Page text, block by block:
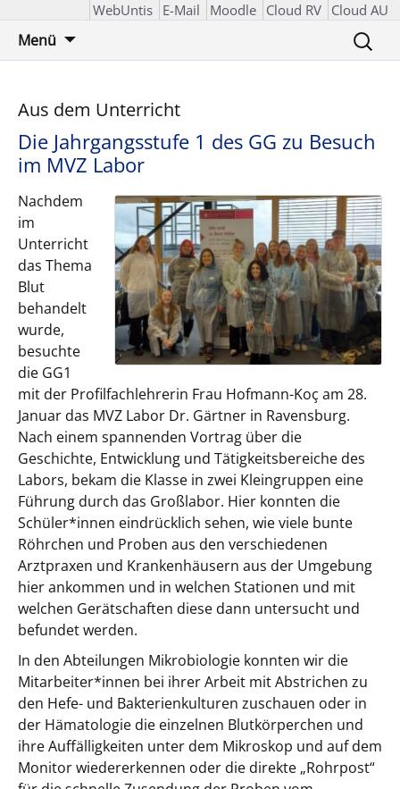
WebUntis E-Mail Moodle Cloud RV Cloud AU
Menü
Suchen
nach:
Aus dem Unterricht
Die Jahrgangsstufe 1 des GG zu Besuch
im MVZ Labor
Nachdem
im
Unterricht
das Thema
Blut
behandelt
wurde,
besuchte
die GG1
mit der Profilfachlehrerin Frau Hofmann-Koҫ am 28.
Januar das MVZ Labor Dr. Gärtner in Ravensburg.
Nach einem spannenden Vortrag über die
Geschichte, Entwicklung und Tätigkeitsbereiche des
Labors, bekam die Klasse in zwei Kleingruppen eine
Führung durch das Großlabor. Hier konnten die
Schüler*innen eindrücklich sehen, wie viele bunte
Röhrchen und Proben aus den verschiedenen
Arztpraxen und Krankenhäusern aus der Umgebung
hier ankommen und in welchen Stationen und mit
welchen Gerätschaften diese dann untersucht und
befundet werden.
In den Abteilungen Mikrobiologie konnten wir die
Mitarbeiter*innen bei ihrer Arbeit mit Abstrichen zu
den Hefe- und Bakterienkulturen zuschauen oder in
der Hämatologie die einzelnen Blutkörperchen und
ihre Auffälligkeiten unter dem Mikroskop und auf dem
Monitor wiedererkennen oder die direkte „Rohrpost“